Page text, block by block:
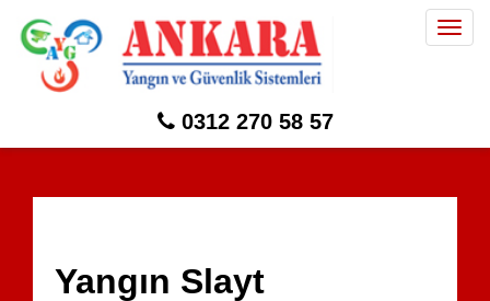
0312 270 58 57
Yangın Slayt